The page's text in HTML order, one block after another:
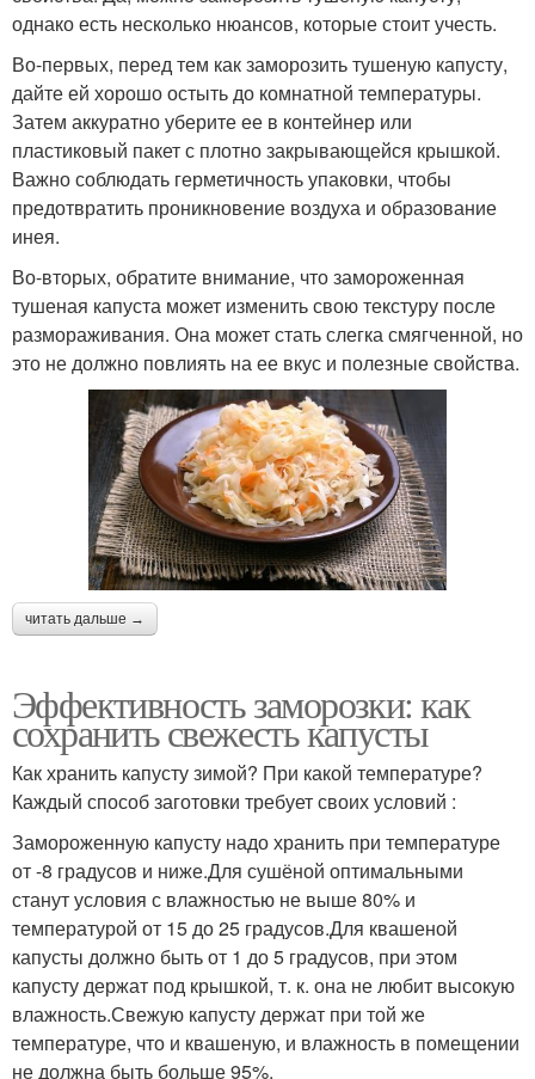
однако есть несколько нюансов, которые стоит учесть.
Во-первых, перед тем как заморозить тушеную капусту,
дайте ей хорошо остыть до комнатной температуры.
Затем аккуратно уберите ее в контейнер или
пластиковый пакет с плотно закрывающейся крышкой.
Важно соблюдать герметичность упаковки, чтобы
предотвратить проникновение воздуха и образование
инея.
Во-вторых, обратите внимание, что замороженная
тушеная капуста может изменить свою текстуру после
размораживания. Она может стать слегка смягченной, но
это не должно повлиять на ее вкус и полезные свойства.
читать дальше →
Эффективность заморозки: как
сохранить свежесть капусты
Как хранить капусту зимой? При какой температуре?
Каждый способ заготовки требует своих условий :
Замороженную капусту надо хранить при температуре
от -8 градусов и ниже.Для сушёной оптимальными
станут условия с влажностью не выше 80% и
температурой от 15 до 25 градусов.Для квашеной
капусты должно быть от 1 до 5 градусов, при этом
капусту держат под крышкой, т. к. она не любит высокую
влажность.Свежую капусту держат при той же
температуре, что и квашеную, и влажность в помещении
не должна быть больше 95%.